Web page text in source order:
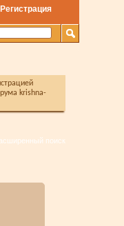
Регистрация
поиск
krishna-